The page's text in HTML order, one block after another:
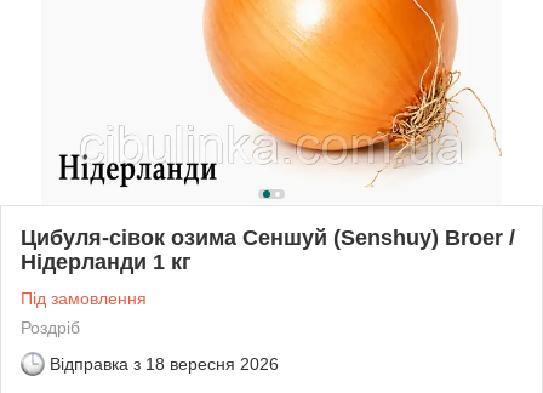
Цибуля-сівок озима Сеншуй (Senshuy) Broer /
Нідерланди 1 кг
Під замовлення
Роздріб
Відправка з 18 вересня 2026